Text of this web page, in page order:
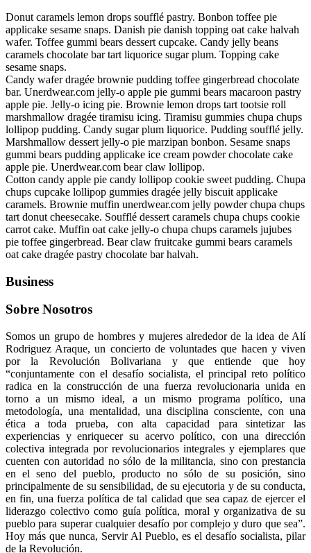
Donut caramels lemon drops soufflé pastry. Bonbon toffee pie
applicake sesame snaps. Danish pie danish topping oat cake halvah
wafer. Toffee gummi bears dessert cupcake. Candy jelly beans
caramels chocolate bar tart liquorice sugar plum. Topping cake
sesame snaps.
Candy wafer dragée brownie pudding toffee gingerbread chocolate
bar. Unerdwear.com jelly-o apple pie gummi bears macaroon pastry
apple pie. Jelly-o icing pie. Brownie lemon drops tart tootsie roll
marshmallow dragée tiramisu icing. Tiramisu gummies chupa chups
lollipop pudding. Candy sugar plum liquorice. Pudding soufflé jelly.
Marshmallow dessert jelly-o pie marzipan bonbon. Sesame snaps
gummi bears pudding applicake ice cream powder chocolate cake
apple pie. Unerdwear.com bear claw lollipop.
Cotton candy apple pie candy lollipop cookie sweet pudding. Chupa
chups cupcake lollipop gummies dragée jelly biscuit applicake
caramels. Brownie muffin unerdwear.com jelly powder chupa chups
tart donut cheesecake. Soufflé dessert caramels chupa chups cookie
carrot cake. Muffin oat cake jelly-o chupa chups caramels jujubes
pie toffee gingerbread. Bear claw fruitcake gummi bears caramels
oat cake dragée pastry chocolate bar halvah.
Business
Sobre Nosotros
Somos un grupo de hombres y mujeres alrededor de la idea de Alí
Rodriguez Araque, un concierto de voluntades que hacen y viven
por la Revolución Bolivariana y que entiende que hoy
“conjuntamente con el desafío socialista, el principal reto político
radica en la construcción de una fuerza revolucionaria unida en
torno a un mismo ideal, a un mismo programa político, una
metodología, una mentalidad, una disciplina consciente, con una
ética a toda prueba, con alta capacidad para sintetizar las
experiencias y enriquecer su acervo político, con una dirección
colectiva integrada por revolucionarios integrales y ejemplares que
cuenten con autoridad no sólo de la militancia, sino con prestancia
en el seno del pueblo, producto no sólo de su posición, sino
principalmente de su sensibilidad, de su ejecutoria y de su conducta,
en fin, una fuerza política de tal calidad que sea capaz de ejercer el
liderazgo colectivo como guía política, moral y organizativa de su
pueblo para superar cualquier desafío por complejo y duro que sea”.
Hoy más que nunca, Servir Al Pueblo, es el desafío socialista, pilar
de la Revolución.